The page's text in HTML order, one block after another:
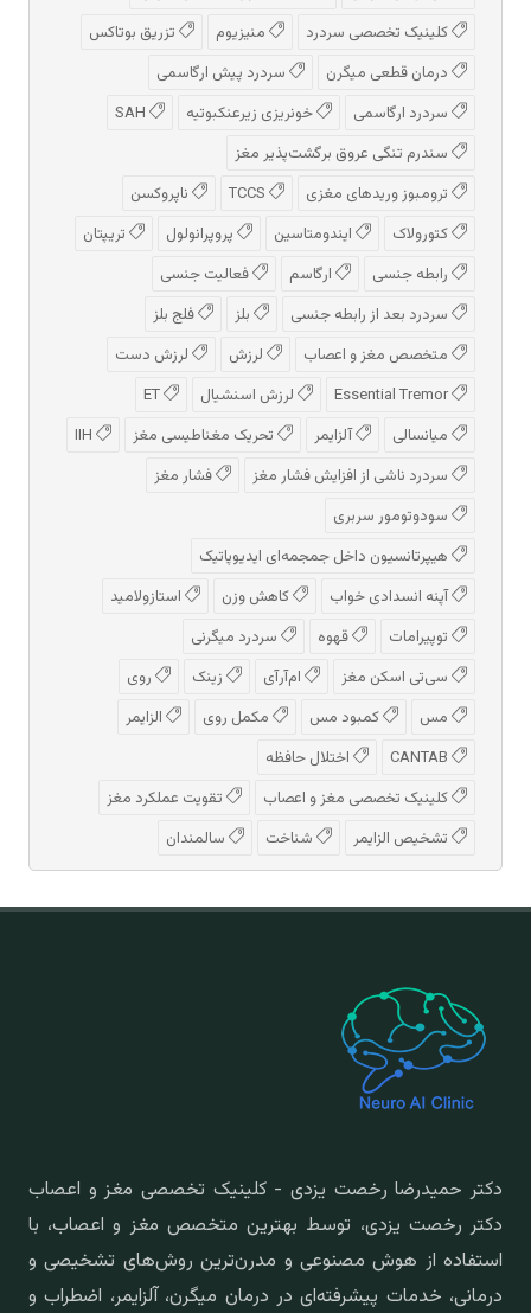
کلینیک تخصصی سردرد
منیزیوم
تزریق بوتاکس
درمان قطعی میگرن
سردرد پیش‌ ارگاسمی
سردرد ارگاسمی
خونریزی زیرعنکبوتیه
سندرم تنگی عروق برگشت‌پذیر مغز
ترومبوز وریدهای مغزی
ناپروکسن
کتورولاک
ایندومتاسین پروپرانولول
تریپتان
رابطه جنسی
ارگاسم
فعالیت جنسی
سردرد بعد از رابطه جنسی
بلز
فلج بلز
متخصص مغز و اعصاب
لرزش
لرزش دست
لرزش اسنشیال
میانسالی
آلزایمر تحریک مغناطیسی مغز
سردرد ناشی از افزایش فشار مغز
فشار مغز
سودوتومور سربری
هیپرتانسیون داخل جمجمه‌ای ایدیوپاتیک
آپنه انسدادی خواب
کاهش وزن
استازولامید
توپیرامات
قهوه
سردرد میگرنی
سی‌تی اسکن مغز
ام‌آر‌آی زینک
روی
مس
کمبود مس مکمل روی
الزایمر
اختلال حافظه
کلینیک تخصصی مغز و اعصاب
تقویت عملکرد مغز
تشخیص الزایمر
شناخت سالمندان
دکتر حمیدرضا رخصت یزدی - کلینیک تخصصی مغز و اعصاب
دکتر رخصت یزدی، توسط بهترین متخصص مغز و اعصاب، با
استفاده از هوش مصنوعی و مدرن‌ترین روش‌های تشخیصی و
درمانی، خدمات پیشرفته‌ای در درمان میگرن، آلزایمر، اضطراب و